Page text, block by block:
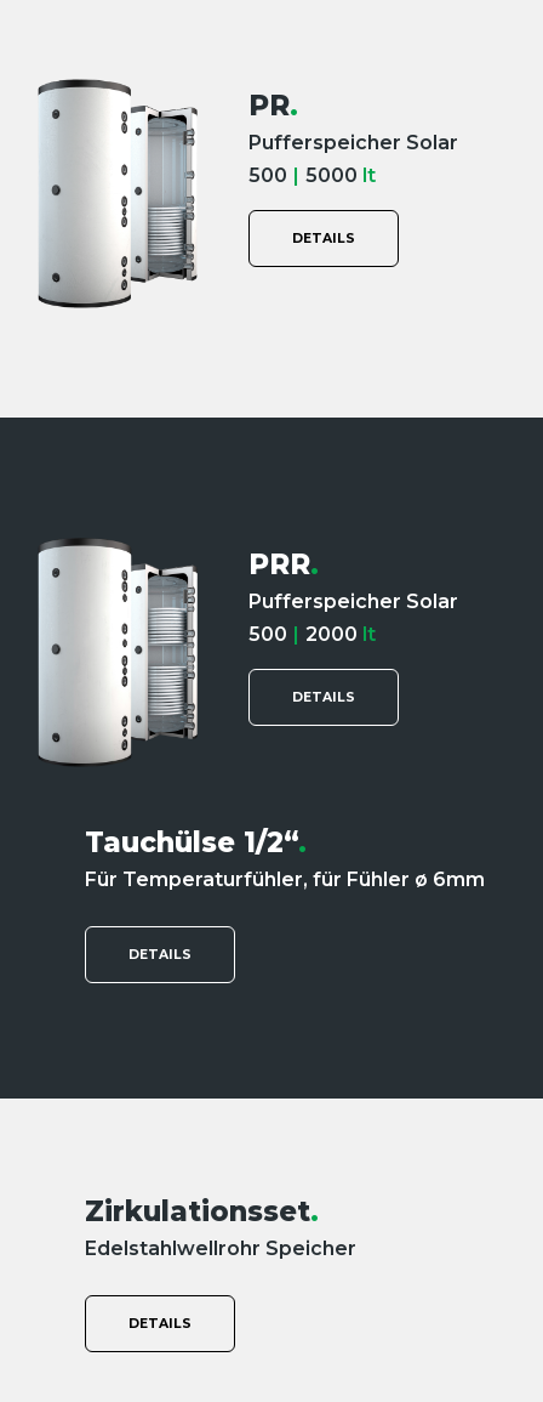
PR.
Pufferspeicher Solar
500 | 5000 lt
DETAILS
PRR.
Pufferspeicher Solar
500 | 2000 lt
DETAILS
Tauchülse 1/2“.
Für Temperaturfühler, für Fühler ø 6mm
DETAILS
Zirkulationsset.
Edelstahlwellrohr Speicher
DETAILS